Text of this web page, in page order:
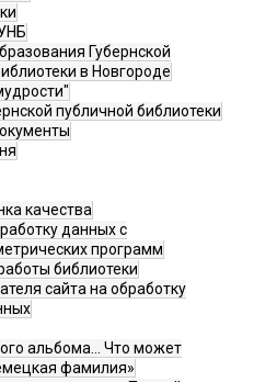
Губернской
в Новгороде
публичной библиотеки
качества
данных с
программ
библиотеки
сайта на обработку
альбома... Что может
фамилия»